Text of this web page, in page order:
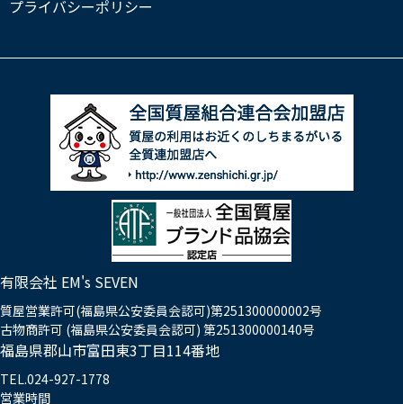
プライバシーポリシー
有限会社 EM's SEVEN
質屋営業許可(福島県公安委員会認可)第251300000002号
古物商許可 (福島県公安委員会認可) 第251300000140号
福島県郡山市富田東3丁目114番地
TEL.024-927-1778
営業時間